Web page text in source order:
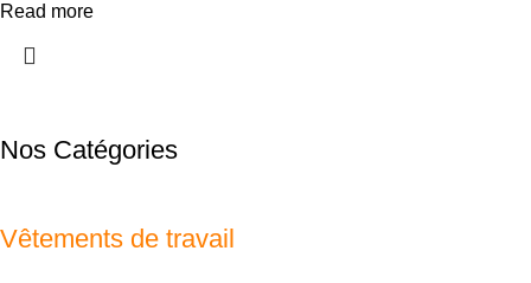
Read more
Nos Catégories
Vêtements de travail